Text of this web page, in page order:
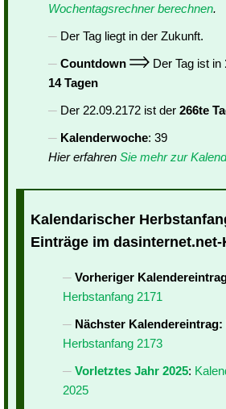
Wochentagsrechner berechnen.
Der Tag liegt in der Zukunft.
Countdown
Der Tag ist in
14 Tagen
Der 22.09.2172 ist der 266te
Kalenderwoche: 39
Hier erfahren Sie mehr zur
Kalendarischer
Einträge im dasinternet.net-
Vorheriger
Herbstanfang 2171
Nächster Kalendereintrag:
Herbstanfang 2173
Vorletztes Jahr 2025:
2025